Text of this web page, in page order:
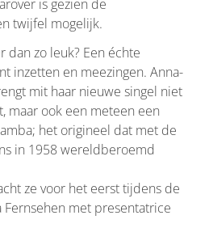
is gezien de
twijfel mogelijk.
dan zo leuk? Een échte
inzetten en meezingen. Anna-
mit haar nieuwe singel niet
maar ook een meteen een
het origineel dat met de
in 1958 wereldberoemd
ze voor het eerst tijdens de
met presentatrice